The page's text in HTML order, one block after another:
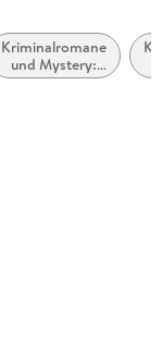
Kriminalromane
und Mystery:
Cosy Mystery